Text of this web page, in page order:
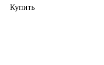
Купить